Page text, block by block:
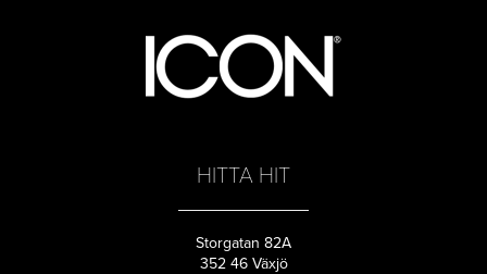
HITTA HIT
Storgatan 82A
352 46 Växjö